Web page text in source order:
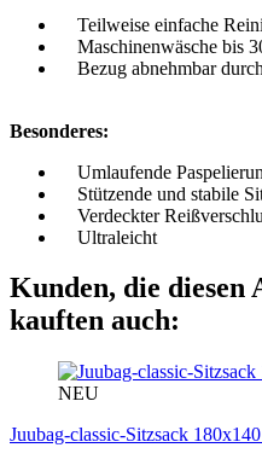
Teilweise einfache
Maschinenwäsche bis
Bezug abnehmbar
Besonderes:
Umlaufende
Stützende und stabile
Verdeckter
Ultraleicht
Kunden, die
kauften auch:
NEU
Juubag-classic-Sitzsack